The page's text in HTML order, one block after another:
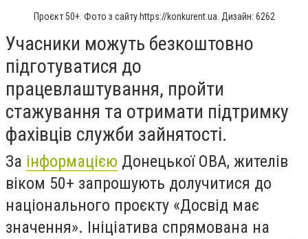
Проєкт 50+. Фото з сайту https://konkurent.ua. Дизайн: 6262
Учасники можуть безкоштовно
підготуватися до
працевлаштування, пройти
стажування та отримати підтримку
фахівців служби зайнятості.
За інформацією Донецької ОВА, жителів
віком 50+ запрошують долучитися до
національного проєкту «Досвід має
значення». Ініціатива спрямована на